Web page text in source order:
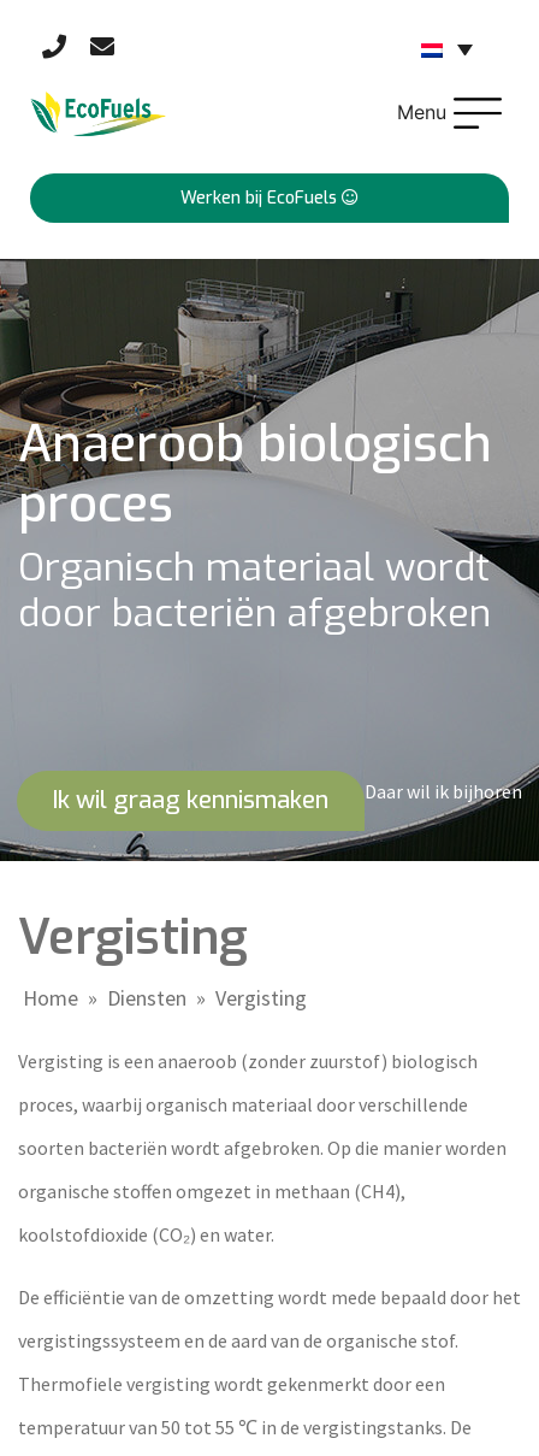
Menu
Werken bij EcoFuels
Anaeroob biologisch
proces
Organisch materiaal wordt
door bacteriën afgebroken
Ik wil graag kennismaken Daar wil ik bijhoren
Vergisting
Home » Diensten » Vergisting
Vergisting is een anaeroob (zonder zuurstof) biologisch
proces, waarbij organisch materiaal door verschillende
soorten bacteriën wordt afgebroken. Op die manier worden
organische stoffen omgezet in methaan (CH4),
koolstofdioxide (CO₂) en water.
De efficiëntie van de omzetting wordt mede bepaald door het
vergistingssysteem en de aard van de organische stof.
Thermofiele vergisting wordt gekenmerkt door een
temperatuur van 50 tot 55 ℃ in de vergistingstanks. De